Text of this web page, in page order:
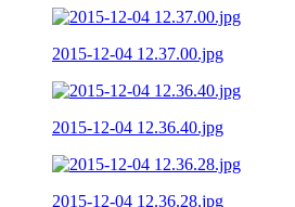
2015-12-04 12.37.00.jpg
2015-12-04 12.36.40.jpg
2015-12-04 12.36.28.jpg